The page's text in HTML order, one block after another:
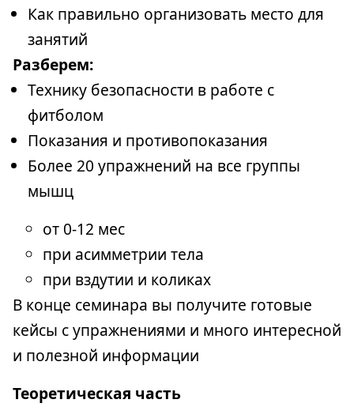
Как правильно организовать место для
занятий
Разберем:
Технику безопасности в работе с
фитболом
Показания и противопоказания
Более 20 упражнений на все группы
мышц
от 0-12 мес
при асимметрии тела
при вздутии и коликах
В конце семинара вы получите готовые
кейсы с упражнениями и много интересной
и полезной информации
Теоретическая часть